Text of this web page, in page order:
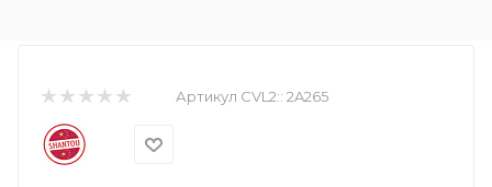
Артикул CVL2:: 2A265